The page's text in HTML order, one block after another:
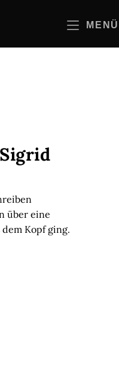
MENÜ
über eine
Kopf ging.